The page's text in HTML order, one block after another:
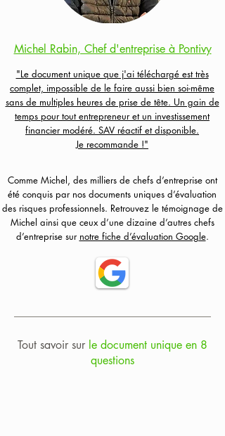
Michel Rabin, Chef d'entreprise à Pontivy
"Le document unique que j'ai téléchargé est très
complet, impossible de le faire aussi bien soi-même
sans de multiples heures de prise de tête. Un gain de
temps pour tout entrepreneur et un investissement
financier modéré. SAV réactif et disponible.
Je recommande !"
Comme Michel, des milliers de chefs d’entreprise ont
été conquis par nos documents uniques d’évaluation
des risques professionnels. Retrouvez le témoignage de
Michel ainsi que ceux d’une dizaine d’autres chefs
d’entreprise sur notre fiche d’évaluation Google.
Tout savoir sur le document unique en 8
questions